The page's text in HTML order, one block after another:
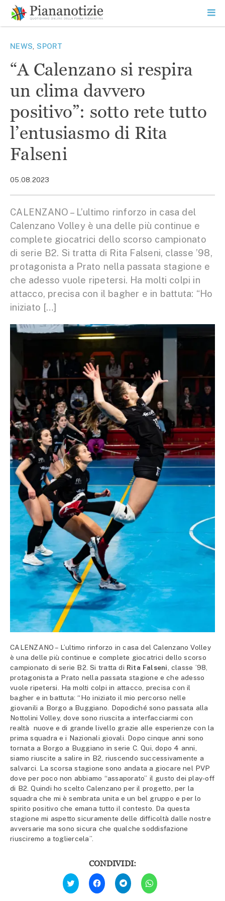
contenuto
SEARCH
NEWS ,SPORT
“A Calenzano si respira
un clima davvero
positivo”: sotto rete tutto
l’entusiasmo di Rita
Falseni
05.08.2023
CALENZANO – L’ultimo rinforzo in casa del
Calenzano Volley è una delle più continue e
complete giocatrici dello scorso campionato
di serie B2. Si tratta di Rita Falseni, classe ’98,
protagonista a Prato nella passata stagione e
che adesso vuole ripetersi. Ha molti colpi in
attacco, precisa con il bagher e in battuta: “Ho
iniziato […]
CALENZANO – L’ultimo rinforzo in casa del Calenzano Volley
è una delle più continue e complete giocatrici dello scorso
campionato di serie B2. Si tratta di Rita Falseni , classe ’98,
protagonista a Prato nella passata stagione e che adesso
vuole ripetersi. Ha molti colpi in attacco, precisa con il
bagher e in battuta: “Ho iniziato il mio percorso nelle
giovanili a Borgo a Buggiano. Dopodiché sono passata alla
Nottolini Volley, dove sono riuscita a interfacciarmi con
realtà nuove e di grande livello grazie alle esperienze con la
prima squadra e i Nazionali giovali. Dopo cinque anni sono
tornata a Borgo a Buggiano in serie C. Qui, dopo 4 anni,
siamo riuscite a salire in B2, riuscendo successivamente a
salvarci. La scorsa stagione sono andata a giocare nel PVP
dove per poco non abbiamo “assaporato” il gusto dei play-off
di B2. Quindi ho scelto Calenzano per il progetto, per la
squadra che mi è sembrata unita e un bel gruppo e per lo
spirito positivo che emana tutto il contesto. Da questa
stagione mi aspetto sicuramente delle difficoltà dalle nostre
avversarie ma sono sicura che qualche soddisfazione
riusciremo a togliercela”.
CONDIVIDI:
Fai
clic
qui
Fai
clic
per
condividere
Fai
clic
per
condividere
Fai
clic
per